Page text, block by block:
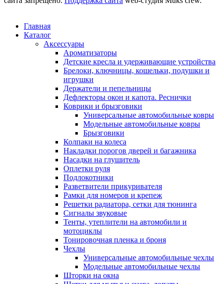
Главная
Каталог
Аксессуары
Ароматизаторы
Детские кресла и удерживающие устройства
Брелоки, ключницы, кошельки, подушки и
игрушки
Держатели и пепельницы
Дефлекторы окон и капота. Реснички
Коврики и брызговики
Универсальные автомобильные ковры
Модельные автомобильные ковры
Брызговики
Колпаки на колеса
Накладки порогов дверей и багажника
Насадки на глушитель
Оплетки руля
Подлокотники
Разветвители прикуривателя
Рамки для номеров и крепеж
Решетки радиатора, сетки для тюнинга
Сигналы звуковые
Тенты, утеплители на автомобили и
мотоциклы
Тонировочная пленка и броня
Чехлы
Универсальные автомобильные чехлы
Модельные автомобильные чехлы
Шторки на окна